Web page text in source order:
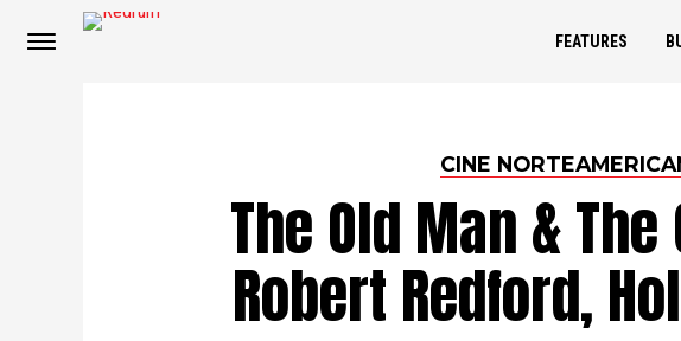
FEATURES
CINE
The Old Man &
Robert Redford,